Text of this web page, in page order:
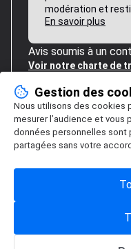
modération et
En savoir plus
Avis soumis à un
Voir notre charte de
Gestion des
Nous utilisons des cookies
mesurer l’audience et
données personnelles sont
partagées sans votre